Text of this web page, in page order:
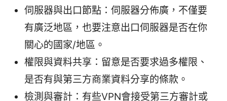
伺服器與出口節點：伺服器分佈廣，不僅要
有廣泛地區，也要注意出口伺服器是否在你
關心的國家/地區。
權限與資料共享：留意是否要求過多權限、
是否有與第三方商業資料分享的條款。
檢測與審計：有些VPN會接受第三方審計或